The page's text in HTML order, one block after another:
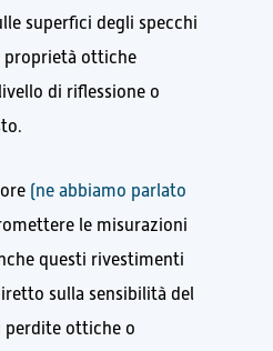
superfici degli specchi
proprietà ottiche
di riflessione o
(ne abbiamo parlato
le misurazioni
questi rivestimenti
sulla sensibilità del
perdite ottiche o